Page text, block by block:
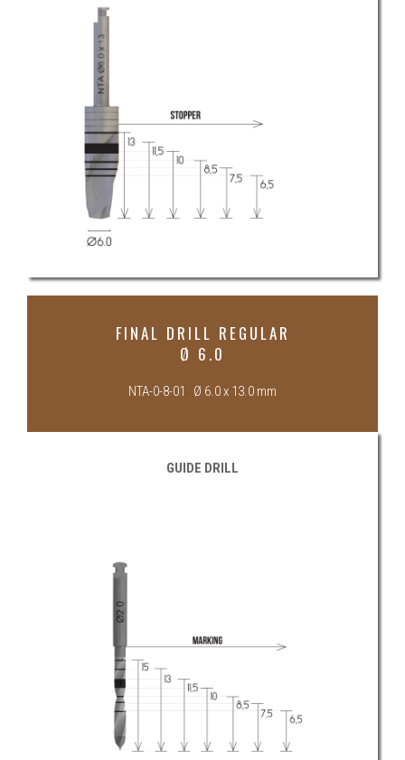
FINAL DRILL REGULAR
Ø 6.0
NTA-0-8-01 Ø 6.0 x 13.0 mm
GUIDE DRILL